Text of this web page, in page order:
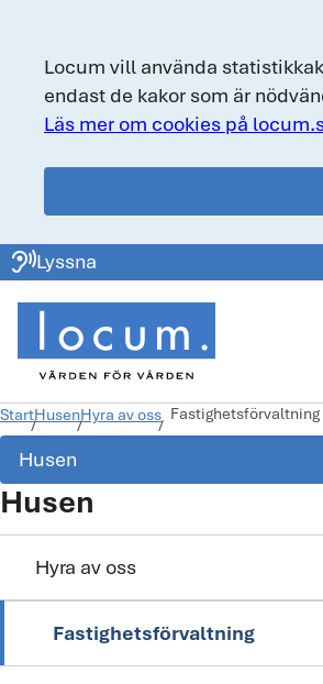
Locum vill använda
endast de kakor som är
Läs mer om cookies på
locum.se
ear_soundLyssna
StartHusenHyra av oss Fastighetsförvaltning
Husen
Husen
Hyra av oss
Fastighetsförvaltning